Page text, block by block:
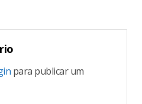
para publicar um